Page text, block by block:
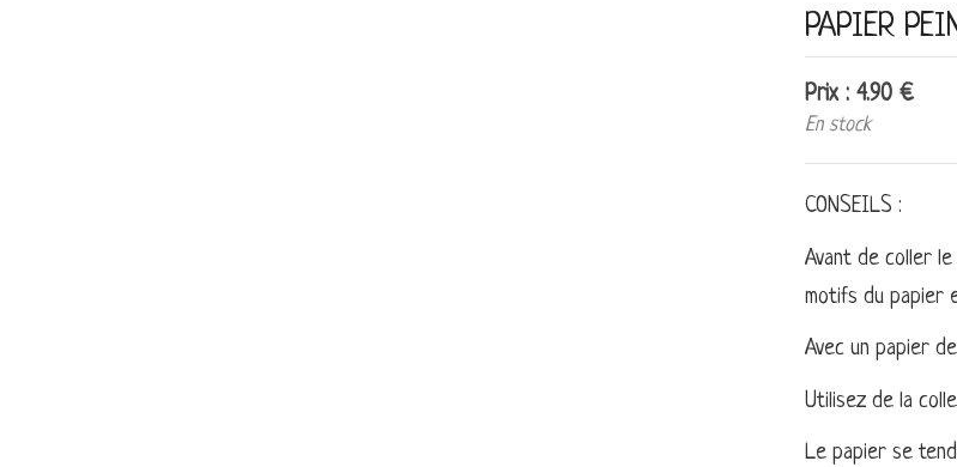
PAPIER
Prix : 4.90 €
En stock
CONSEILS :
Avant de coller
motifs du papier
Avec un papier
Utilisez de la
Le papier se